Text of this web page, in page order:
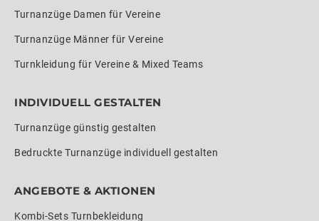
Turnanzüge Damen für Vereine
Turnanzüge Männer für Vereine
Turnkleidung für Vereine & Mixed Teams
INDIVIDUELL GESTALTEN
Turnanzüge günstig gestalten
Bedruckte Turnanzüge individuell gestalten
ANGEBOTE & AKTIONEN
Kombi-Sets Turnbekleidung